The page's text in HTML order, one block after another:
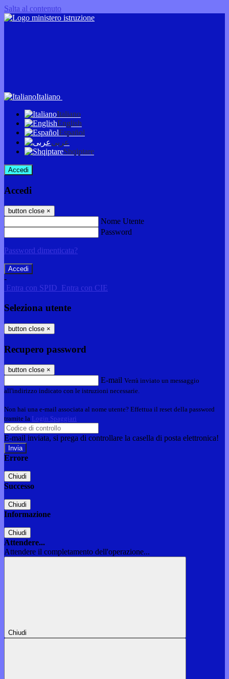
Salta al contenuto
Italiano
Italiano
English
Español
عربى
Shqiptare
Accedi
Accedi
button close ×
Nome Utente
Password
Password dimenticata?
-
Entra con SPID Entra con CIE
Seleziona utente
button close ×
Recupero password
button close ×
E-mail Verrà inviato un messaggio
all'indirizzo indicato con le istruzioni necessarie.
Non hai una e-mail associata al nome utente? Effettua il reset della password
tramite la Login Spaggiari
E-mail inviata, si prega di controllare la casella di posta elettronica!
Errore
Chiudi
Successo
Chiudi
Informazione
Chiudi
Attendere...
Attendere il completamento dell'operazione...
Chiudi